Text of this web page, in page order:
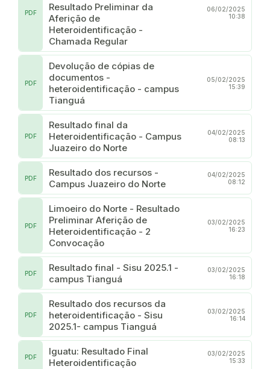
Resultado Preliminar da
Aferição de
Heteroidentificação -
Chamada Regular
PDF
06/02/2025
10:38
Devolução de cópias de
documentos -
heteroidentificação - campus
Tianguá
PDF
05/02/2025
15:39
Resultado final da
Heteroidentificação - Campus
Juazeiro do Norte
PDF
04/02/2025
08:13
Resultado dos recursos -
Campus Juazeiro do Norte
PDF
04/02/2025
08:12
Limoeiro do Norte - Resultado
Preliminar Aferição de
Heteroidentificação - 2
Convocação
PDF
03/02/2025
16:23
Resultado final - Sisu 2025.1 -
campus Tianguá
PDF
03/02/2025
16:18
Resultado dos recursos da
heteroidentificação - Sisu
2025.1- campus Tianguá
PDF
03/02/2025
16:14
Iguatu: Resultado Final
Heteroidentificação
PDF
03/02/2025
15:33